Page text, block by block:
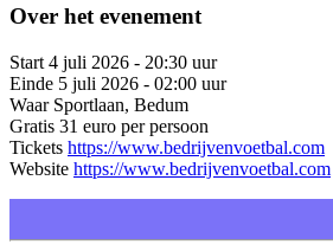
Over het evenement
Start 4 juli 2026 - 20:30 uur
Einde 5 juli 2026 - 02:00 uur
Waar Sportlaan, Bedum
Gratis 31 euro per persoon
Tickets https://www.bedrijvenvoetbal.com
Website https://www.bedrijvenvoetbal.com